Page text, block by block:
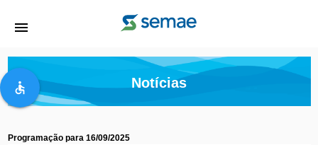
menu
accessible Notícias
Programação para 16/09/2025